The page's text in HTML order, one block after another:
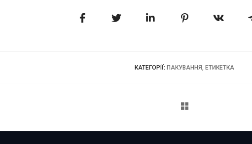
КАТЕГОРІЇ: ПАКУВАННЯ, ЕТИКЕТКА